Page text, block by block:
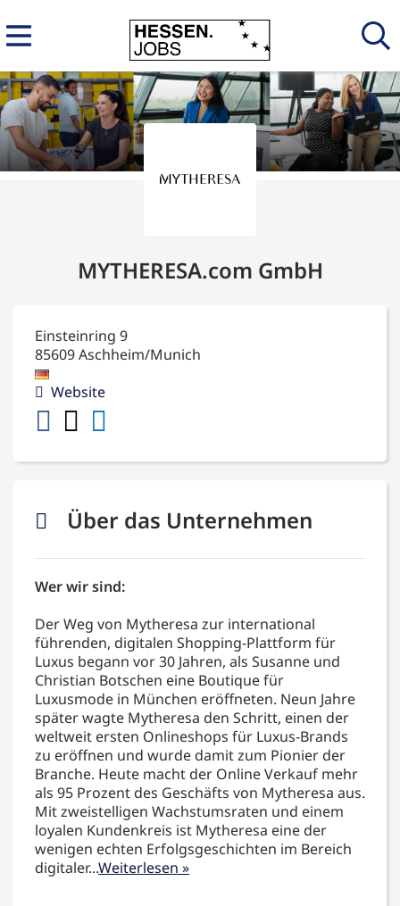
MYTHERESA.com GmbH
Einsteinring 9
85609Aschheim/Munich
Website
Über das Unternehmen
Wer wir sind:
Der Weg von Mytheresa zur international
führenden, digitalen Shopping-Plattform für
Luxus begann vor 30 Jahren, als Susanne und
Christian Botschen eine Boutique für
Luxusmode in München eröffneten. Neun Jahre
später wagte Mytheresa den Schritt, einen der
weltweit ersten Onlineshops für Luxus-Brands
zu eröffnen und wurde damit zum Pionier der
Branche. Heute macht der Online Verkauf mehr
als 95 Prozent des Geschäfts von Mytheresa aus.
Mit zweistelligen Wachstumsraten und einem
loyalen Kundenkreis ist Mytheresa eine der
wenigen echten Erfolgsgeschichten im Bereich
digitaler...Weiterlesen »